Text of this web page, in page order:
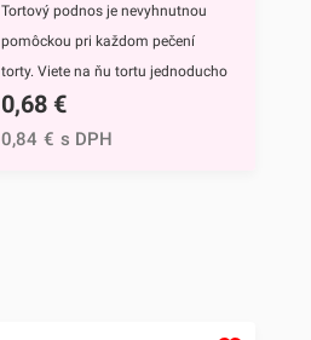
Tortový podnos je nevyhnutnou
pomôckou pri každom pečení
torty. Viete na ňu tortu jednoducho
uložiť a zdobenie, prezentácia aj
skladovanie bude omnoho
0,68 €
0,84 € s DPH